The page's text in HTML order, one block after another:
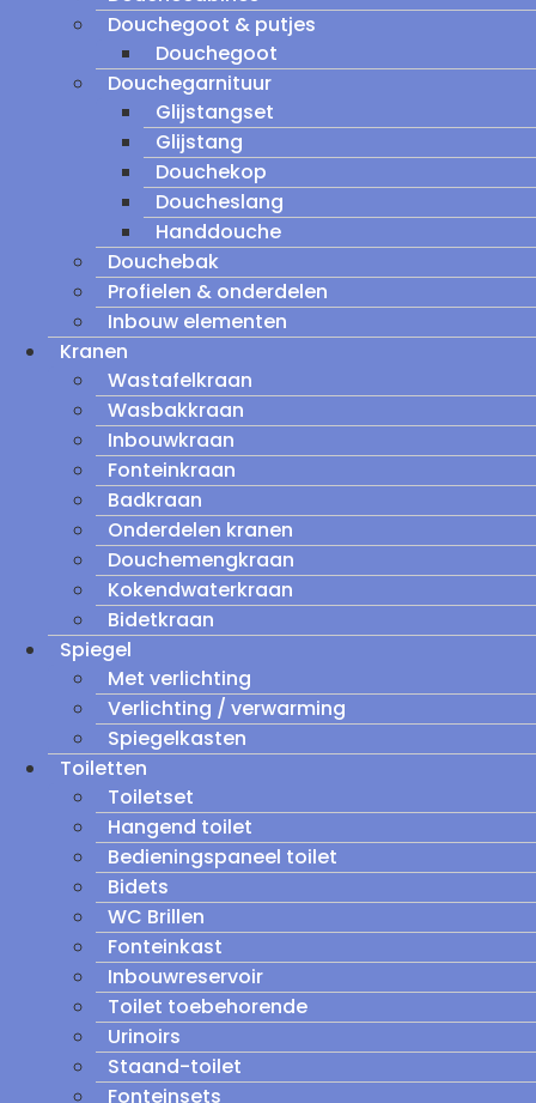
Douchegoot & putjes
Douchegoot
Douchegarnituur
Glijstangset
Glijstang
Douchekop
Doucheslang
Handdouche
Douchebak
Profielen & onderdelen
Inbouw elementen
Kranen
Wastafelkraan
Wasbakkraan
Inbouwkraan
Fonteinkraan
Badkraan
Onderdelen kranen
Douchemengkraan
Kokendwaterkraan
Bidetkraan
Spiegel
Met verlichting
Verlichting / verwarming
Spiegelkasten
Toiletten
Toiletset
Hangend toilet
Bedieningspaneel toilet
Bidets
WC Brillen
Fonteinkast
Inbouwreservoir
Toilet toebehorende
Urinoirs
Staand-toilet
Fonteinsets